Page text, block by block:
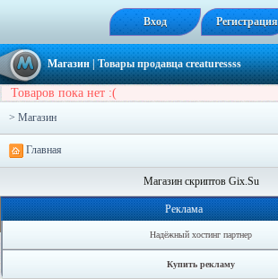
Вход Регистрация
Магазин| Товары продавцаcreaturessss
Товаров пока нет :(
> Магазин
Главная
Магазин скриптов Gix.Su
Реклама
Надёжный хостинг партнер
Купить рекламу